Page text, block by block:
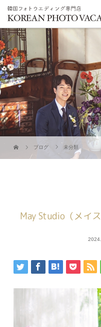
ブログ 未分類
May Studio（メイ